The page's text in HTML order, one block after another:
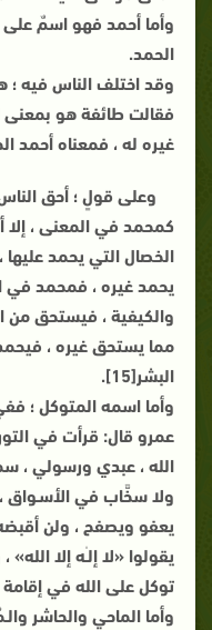
وأما أحمد فهو اسمٌ
الحمد.
وقد اختلف الناس فيه
فقالت طائفة هو بمعنى
غيره له ، فمعناه أحمد
وعلى قولٍ ؛ أحق
كمحمد في المعنى ، إلا
الخصال التي يحمد
يحمد غيره ، فمحمد في
والكيفية ، فيستحق من
مما يستحق غيره ،
البشر[15].
وأما اسمه المتوكل ؛
عمرو قال: قرأت في
الله ، عبدي ورسولي ،
ولا سخَّاب في الأسـواق
يعفو ويصفح ، ولن
يقولوا «لا إلـٰه إلا
توكل على الله في إقامة
وأما الماحي والحاشر